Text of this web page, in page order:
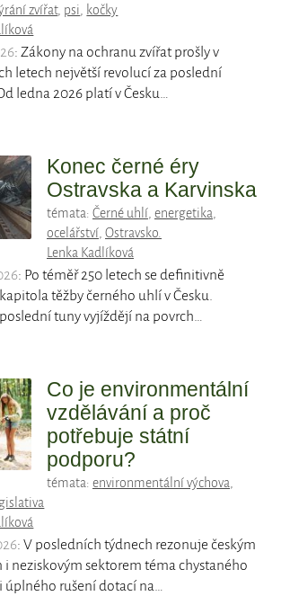
zvířat, psi, kočky
: Zákony na ochranu zvířat prošly v
letech největší revolucí za poslední
ledna 2026 platí v Česku…
Konec černé éry
Ostravska a Karvinska
témata: Černé uhlí, energetika,
ocelářství, Ostravsko.
Lenka Kadlíková
: Po téměř 250 letech se definitivně
těžby černého uhlí v Česku.
tuny vyjíždějí na povrch…
Co je environmentální
vzdělávání a proč
potřebuje státní
podporu?
témata: environmentální výchova,
: V posledních týdnech rezonuje českým
i neziskovým sektorem téma chystaného
úplného rušení dotací na…